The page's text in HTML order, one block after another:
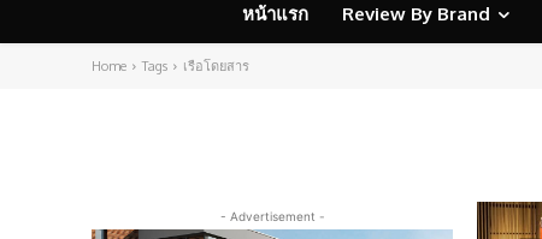
หน้าแรก Review By Brand
Home Tags เรือโดยสาร
- Advertisement -